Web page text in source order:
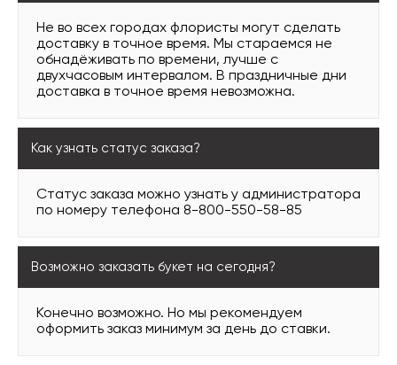
Не во всех городах флористы могут сделать
доставку в точное время. Мы стараемся не
обнадёживать по времени, лучше с
двухчасовым интервалом. В праздничные дни
доставка в точное время невозможна.
Как узнать статус заказа?
Статус заказа можно узнать у администратора
по номеру телефона 8-800-550-58-85
Возможно заказать букет на сегодня?
Конечно возможно. Но мы рекомендуем
оформить заказ минимум за день до ставки.